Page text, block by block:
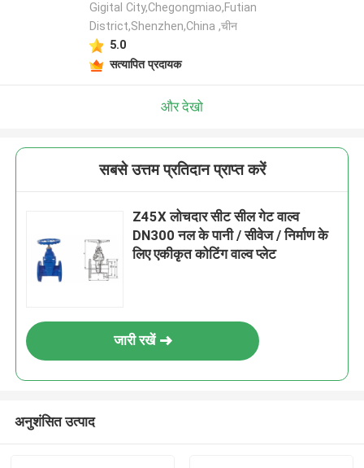
Gigital City,Chegongmiao,Futian
District,Shenzhen,China ,चीन
5.0
सत्यापित प्रदायक
और देखो
सबसे उत्तम प्रतिदान प्राप्त करें
Z45X लोचदार सीट सील गेट वाल्व
DN300 नल के पानी / सीवेज / निर्माण के
लिए एकीकृत कोटिंग वाल्व प्लेट
जारी रखें
अनुशंसित उत्पाद